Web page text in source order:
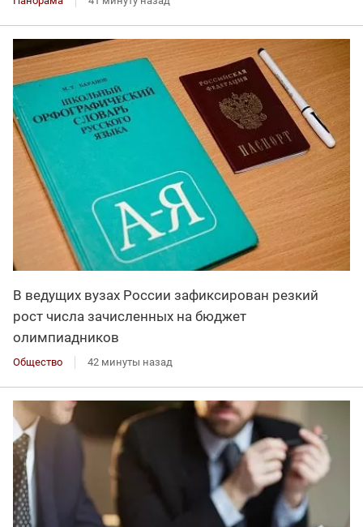
В ведущих вузах России зафиксирован резкий
рост числа зачисленных на бюджет
олимпиадников
Общество 42 минуты назад